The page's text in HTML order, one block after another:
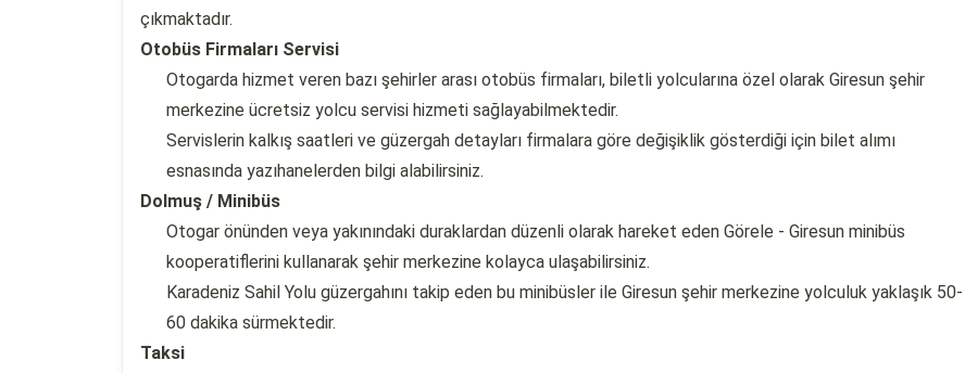
çıkmaktadır.
Otobüs Firmaları Servisi
Otogarda hizmet veren bazı şehirler arası otobüs firmaları, biletli yolcularına özel olarak Giresun şehir
merkezine ücretsiz yolcu servisi hizmeti sağlayabilmektedir.
Servislerin kalkış saatleri ve güzergah detayları firmalara göre değişiklik gösterdiği için bilet alımı
esnasında yazıhanelerden bilgi alabilirsiniz.
Dolmuş / Minibüs
Otogar önünden veya yakınındaki duraklardan düzenli olarak hareket eden Görele - Giresun minibüs
kooperatiflerini kullanarak şehir merkezine kolayca ulaşabilirsiniz.
Karadeniz Sahil Yolu güzergahını takip eden bu minibüsler ile Giresun şehir merkezine yolculuk yaklaşık 50-
60 dakika sürmektedir.
Taksi